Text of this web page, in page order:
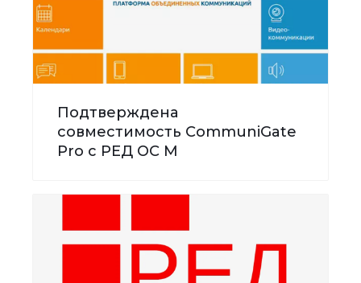
Подтверждена
совместимость CommuniGate
Pro с РЕД ОС М